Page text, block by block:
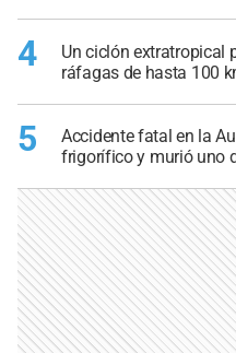
4
Un ciclón extratropical
ráfagas de hasta 100
5
Accidente fatal en la
frigorífico y murió uno